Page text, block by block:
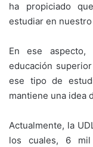
ha propiciado
estudiar en nuestro
En ese aspecto,
educación
ese tipo de
mantiene una idea
Actualmente, la
los cuales, 6 mil